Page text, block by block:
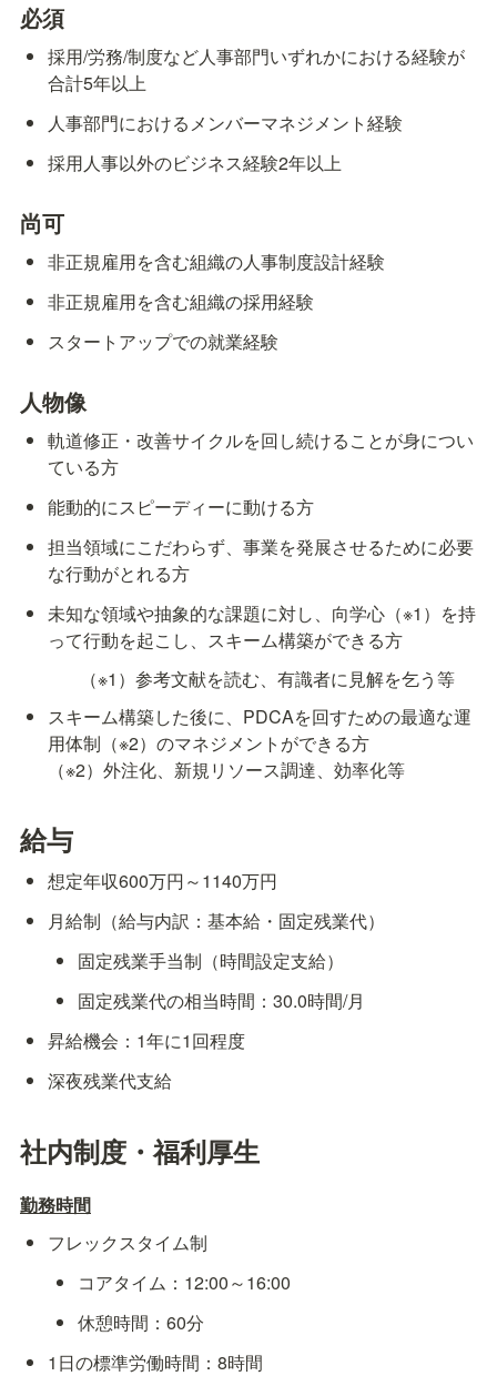
必須
採用/労務/制度など人事部門いずれかにおける経験が
合計5年以上
人事部門におけるメンバーマネジメント経験
採用人事以外のビジネス経験2年以上
尚可
非正規雇用を含む組織の人事制度設計経験
非正規雇用を含む組織の採用経験
スタートアップでの就業経験
人物像
軌道修正・改善サイクルを回し続けることが身につい
ている方
能動的にスピーディーに動ける方
担当領域にこだわらず、事業を発展させるために必要
な行動がとれる方
未知な領域や抽象的な課題に対し、向学心（※1）を持
って行動を起こし、スキーム構築ができる方
（※1）参考文献を読む、有識者に見解を乞う等
スキーム構築した後に、PDCAを回すための最適な運
用体制（※2）のマネジメントができる方
（※2）外注化、新規リソース調達、効率化等
給与
想定年収600万円～1140万円
月給制（給与内訳：基本給・固定残業代）
固定残業手当制（時間設定支給）
固定残業代の相当時間：30.0時間/月
昇給機会：1年に1回程度
深夜残業代支給
社内制度・福利厚生
勤務時間
フレックスタイム制
コアタイム：12:00～16:00
休憩時間：60分
1日の標準労働時間：8時間